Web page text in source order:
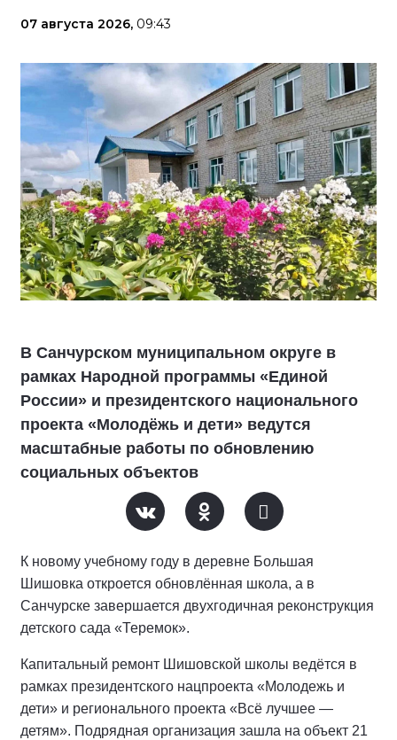
07 августа 2026, 09:43
В Санчурском муниципальном округе в
рамках Народной программы «Единой
России» и президентского национального
проекта «Молодёжь и дети» ведутся
масштабные работы по обновлению
социальных объектов
К новому учебному году в деревне Большая
Шишовка откроется обновлённая школа, а в
Санчурске завершается двухгодичная реконструкция
детского сада «Теремок».
Капитальный ремонт Шишовской школы ведётся в
рамках президентского нацпроекта «Молодежь и
дети» и регионального проекта «Всё лучшее —
детям». Подрядная организация зашла на объект 21